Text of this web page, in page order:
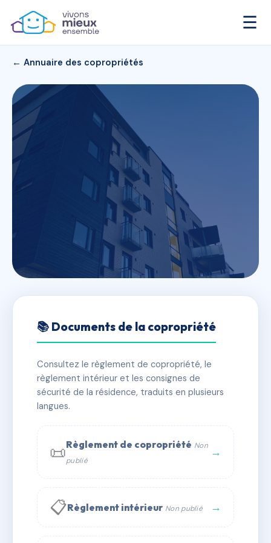
☰
← Annuaire des copropriétés
LOUIE BLANCHE
✓ Immatriculée 🏠 47 lots 🏗 1 bâtiment(s)
📞 Contacter Syndic Digital
📚 Documents de la copropriété
Consultez le règlement de copropriété, le
règlement intérieur et les consignes de
sécurité de la résidence, traduits en plusieurs
langues.
📜Règlement de copropriété Non
publié
→
📋Règlement intérieur Non publié →